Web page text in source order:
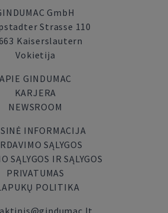
GmbH
Strasse 110
Kaiserslautern
Vokietija
APIE GINDUMAC
KARJERA
NEWSROOM
INFORMACIJA
SĄLYGOS
SĄLYGOS IR SĄLYGOS
PRIVATUMAS
POLITIKA